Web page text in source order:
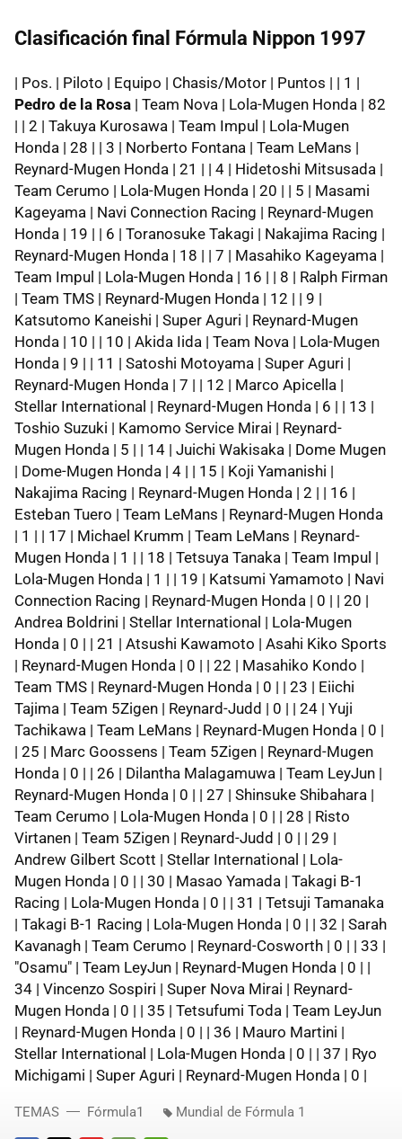
Clasificación final Fórmula Nippon 1997
| Pos. | Piloto | Equipo | Chasis/Motor | Puntos | | 1 |
Pedro de la Rosa | Team Nova | Lola-Mugen Honda | 82
| | 2 | Takuya Kurosawa | Team Impul | Lola-Mugen
Honda | 28 | | 3 | Norberto Fontana | Team LeMans |
Reynard-Mugen Honda | 21 | | 4 | Hidetoshi Mitsusada |
Team Cerumo | Lola-Mugen Honda | 20 | | 5 | Masami
Kageyama | Navi Connection Racing | Reynard-Mugen
Honda | 19 | | 6 | Toranosuke Takagi | Nakajima Racing |
Reynard-Mugen Honda | 18 | | 7 | Masahiko Kageyama |
Team Impul | Lola-Mugen Honda | 16 | | 8 | Ralph Firman
| Team TMS | Reynard-Mugen Honda | 12 | | 9 |
Katsutomo Kaneishi | Super Aguri | Reynard-Mugen
Honda | 10 | | 10 | Akida Iida | Team Nova | Lola-Mugen
Honda | 9 | | 11 | Satoshi Motoyama | Super Aguri |
Reynard-Mugen Honda | 7 | | 12 | Marco Apicella |
Stellar International | Reynard-Mugen Honda | 6 | | 13 |
Toshio Suzuki | Kamomo Service Mirai | Reynard-
Mugen Honda | 5 | | 14 | Juichi Wakisaka | Dome Mugen
| Dome-Mugen Honda | 4 | | 15 | Koji Yamanishi |
Nakajima Racing | Reynard-Mugen Honda | 2 | | 16 |
Esteban Tuero | Team LeMans | Reynard-Mugen Honda
| 1 | | 17 | Michael Krumm | Team LeMans | Reynard-
Mugen Honda | 1 | | 18 | Tetsuya Tanaka | Team Impul |
Lola-Mugen Honda | 1 | | 19 | Katsumi Yamamoto | Navi
Connection Racing | Reynard-Mugen Honda | 0 | | 20 |
Andrea Boldrini | Stellar International | Lola-Mugen
Honda | 0 | | 21 | Atsushi Kawamoto | Asahi Kiko Sports
| Reynard-Mugen Honda | 0 | | 22 | Masahiko Kondo |
Team TMS | Reynard-Mugen Honda | 0 | | 23 | Eiichi
Tajima | Team 5Zigen | Reynard-Judd | 0 | | 24 | Yuji
Tachikawa | Team LeMans | Reynard-Mugen Honda | 0 |
| 25 | Marc Goossens | Team 5Zigen | Reynard-Mugen
Honda | 0 | | 26 | Dilantha Malagamuwa | Team LeyJun |
Reynard-Mugen Honda | 0 | | 27 | Shinsuke Shibahara |
Team Cerumo | Lola-Mugen Honda | 0 | | 28 | Risto
Virtanen | Team 5Zigen | Reynard-Judd | 0 | | 29 |
Andrew Gilbert Scott | Stellar International | Lola-
Mugen Honda | 0 | | 30 | Masao Yamada | Takagi B-1
Racing | Lola-Mugen Honda | 0 | | 31 | Tetsuji Tamanaka
| Takagi B-1 Racing | Lola-Mugen Honda | 0 | | 32 | Sarah
Kavanagh | Team Cerumo | Reynard-Cosworth | 0 | | 33 |
"Osamu" | Team LeyJun | Reynard-Mugen Honda | 0 | |
34 | Vincenzo Sospiri | Super Nova Mirai | Reynard-
Mugen Honda | 0 | | 35 | Tetsufumi Toda | Team LeyJun
| Reynard-Mugen Honda | 0 | | 36 | Mauro Martini |
Stellar International | Lola-Mugen Honda | 0 | | 37 | Ryo
Michigami | Super Aguri | Reynard-Mugen Honda | 0 |
TEMAS Fórmula1 Mundial de Fórmula 1